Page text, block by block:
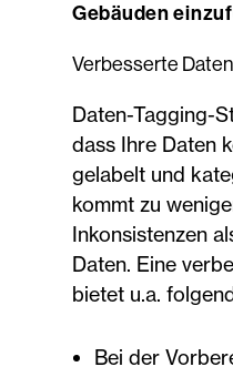
Gebäuden
Verbesserte
Daten-Tagging-
dass Ihre Daten
gelabelt und
kommt zu
Inkonsistenzen
Daten. Eine
bietet u.a.
Bei der